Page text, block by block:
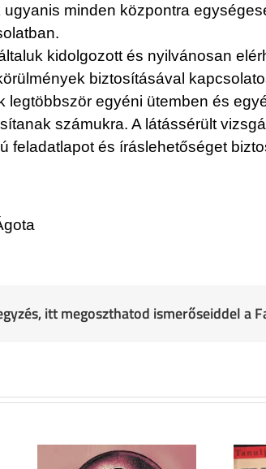
minden központra
kidolgozott és nyilvánosan
biztosításával
legtöbbször egyéni ütemben és
számukra. A látássérült
feladatlapot és íráslehetőséget
itt megoszthatod ismerőseiddel a